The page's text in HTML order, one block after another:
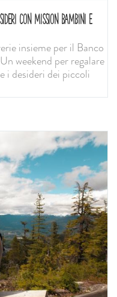
CON MISSION BAMBINI E
insieme per il Banco
weekend per regalare
i desideri dei piccoli